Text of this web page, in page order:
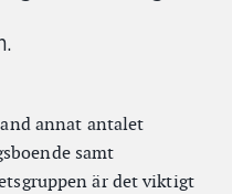
annat antalet
samt
är det viktigt